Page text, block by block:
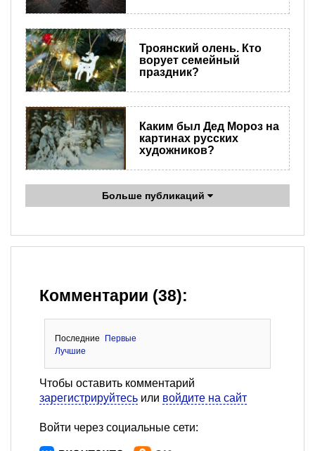
Троянский олень. Кто
ворует семейный
праздник?
Каким был Дед Мороз на
картинах русских
художников?
Больше публикаций
Комментарии (38):
Последние
Первые
Лучшие
Чтобы оставить комментарий
зарегистрируйтесь или войдите на сайт
Войти через социальные сети: